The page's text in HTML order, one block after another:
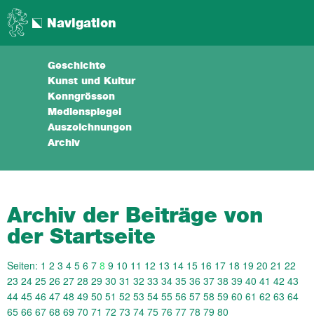
Navigation
Geschichte
Kunst und Kultur
Kenngrössen
Medienspiegel
Auszeichnungen
Archiv
Archiv der Beiträge von
der Startseite
Seiten: 1 2 3 4 5 6 7 8 9 10 11 12 13 14 15 16 17 18 19 20 21 22
23 24 25 26 27 28 29 30 31 32 33 34 35 36 37 38 39 40 41 42 43
44 45 46 47 48 49 50 51 52 53 54 55 56 57 58 59 60 61 62 63 64
65 66 67 68 69 70 71 72 73 74 75 76 77 78 79 80